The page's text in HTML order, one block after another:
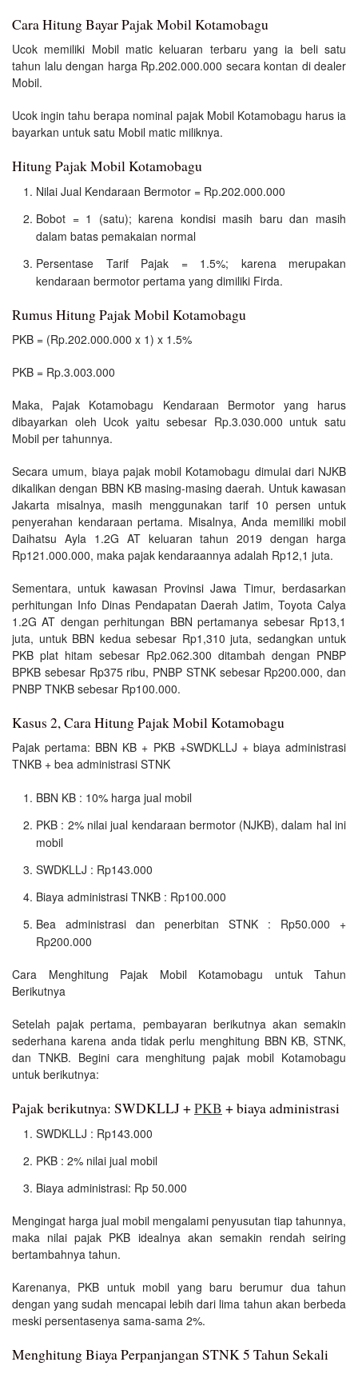
Cara Hitung Bayar Pajak Mobil Kotamobagu
Ucok memiliki Mobil matic keluaran terbaru yang ia beli satu
tahun lalu dengan harga Rp.202.000.000 secara kontan di dealer
Mobil.
Ucok ingin tahu berapa nominal pajak Mobil Kotamobagu harus ia
bayarkan untuk satu Mobil matic miliknya.
Hitung Pajak Mobil Kotamobagu
Nilai Jual Kendaraan Bermotor = Rp.202.000.000
Bobot = 1 (satu); karena kondisi masih baru dan masih
dalam batas pemakaian normal
Persentase Tarif Pajak = 1.5%; karena merupakan
kendaraan bermotor pertama yang dimiliki Firda.
Rumus Hitung Pajak Mobil Kotamobagu
PKB = (Rp.202.000.000 x 1) x 1.5%
PKB = Rp.3.003.000
Maka, Pajak Kotamobagu Kendaraan Bermotor yang harus
dibayarkan oleh Ucok yaitu sebesar Rp.3.030.000 untuk satu
Mobil per tahunnya.
Secara umum, biaya pajak mobil Kotamobagu dimulai dari NJKB
dikalikan dengan BBN KB masing-masing daerah. Untuk kawasan
Jakarta misalnya, masih menggunakan tarif 10 persen untuk
penyerahan kendaraan pertama. Misalnya, Anda memiliki mobil
Daihatsu Ayla 1.2G AT keluaran tahun 2019 dengan harga
Rp121.000.000, maka pajak kendaraannya adalah Rp12,1 juta.
Sementara, untuk kawasan Provinsi Jawa Timur, berdasarkan
perhitungan Info Dinas Pendapatan Daerah Jatim, Toyota Calya
1.2G AT dengan perhitungan BBN pertamanya sebesar Rp13,1
juta, untuk BBN kedua sebesar Rp1,310 juta, sedangkan untuk
PKB plat hitam sebesar Rp2.062.300 ditambah dengan PNBP
BPKB sebesar Rp375 ribu, PNBP STNK sebesar Rp200.000, dan
PNBP TNKB sebesar Rp100.000.
Kasus 2, Cara Hitung Pajak Mobil Kotamobagu
Pajak pertama: BBN KB + PKB +SWDKLLJ + biaya administrasi
TNKB + bea administrasi STNK
BBN KB : 10% harga jual mobil
PKB : 2% nilai jual kendaraan bermotor (NJKB), dalam hal ini
mobil
SWDKLLJ : Rp143.000
Biaya administrasi TNKB : Rp100.000
Bea administrasi dan penerbitan STNK : Rp50.000 +
Rp200.000
Cara Menghitung Pajak Mobil Kotamobagu untuk Tahun
Berikutnya
Setelah pajak pertama, pembayaran berikutnya akan semakin
sederhana karena anda tidak perlu menghitung BBN KB, STNK,
dan TNKB. Begini cara menghitung pajak mobil Kotamobagu
untuk berikutnya:
Pajak berikutnya: SWDKLLJ +PKB + biaya administrasi
SWDKLLJ : Rp143.000
PKB : 2% nilai jual mobil
Biaya administrasi: Rp 50.000
Mengingat harga jual mobil mengalami penyusutan tiap tahunnya,
maka nilai pajak PKB idealnya akan semakin rendah seiring
bertambahnya tahun.
Karenanya, PKB untuk mobil yang baru berumur dua tahun
dengan yang sudah mencapai lebih dari lima tahun akan berbeda
meski persentasenya sama-sama 2%.
Menghitung Biaya Perpanjangan STNK 5 Tahun Sekali